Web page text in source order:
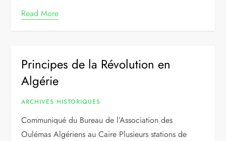
Read More
Principes de la Révolution en
Algérie
ARCHIVES HISTORIQUES
Communiqué du Bureau de l’Association des
Oulémas Algériens au Caire Plusieurs stations de